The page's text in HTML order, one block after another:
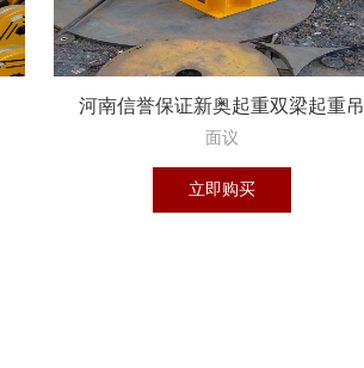
河南信誉保证新奥起重双梁起重吊
钩组热销中
面议
立即购买